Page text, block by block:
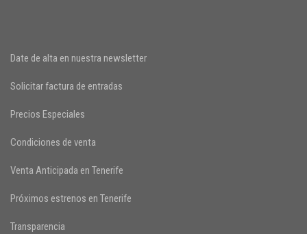
Date de alta en nuestra newsletter
Solicitar factura de entradas
Precios Especiales
Condiciones de venta
Venta Anticipada en Tenerife
Próximos estrenos en Tenerife
Transparencia